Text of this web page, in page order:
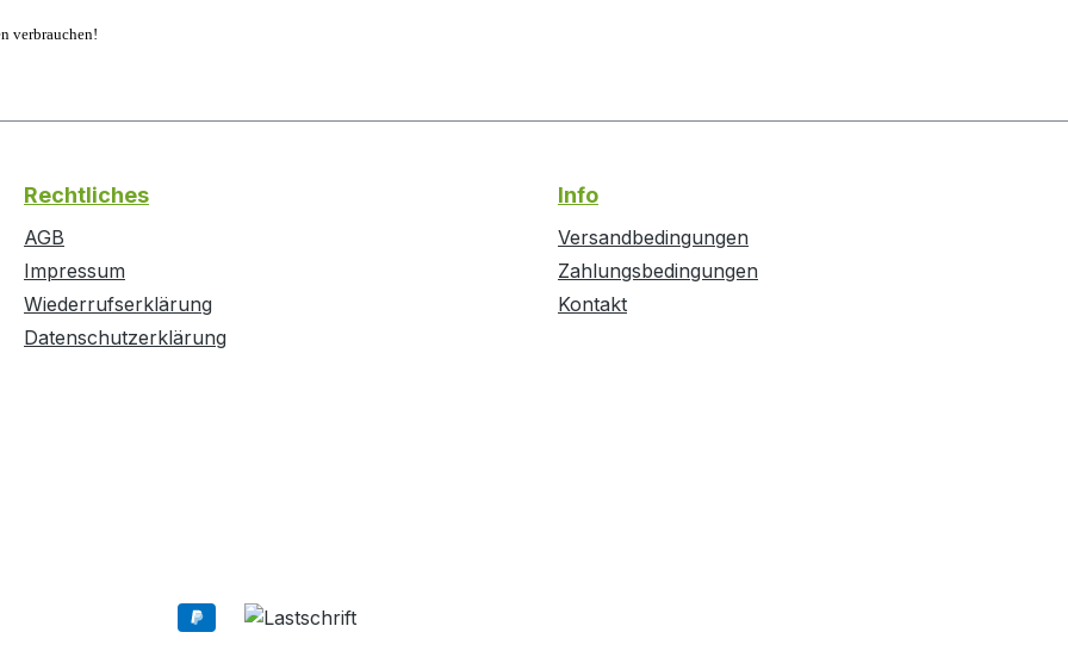
verbrauchen!
Rechtliches
AGB
Impressum
Wiederrufserklärung
Datenschutzerklärung
Info
Versandbedingungen
Zahlungsbedingungen
Kontakt